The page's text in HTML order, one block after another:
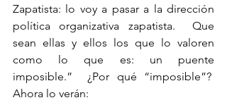
Zapatista: lo voy a pasar a la dirección
política organizativa zapatista.  Que
sean ellas y ellos los que lo valoren
como lo que es: un puente
imposible.”  ¿Por qué “imposible”?
Ahora lo verán: